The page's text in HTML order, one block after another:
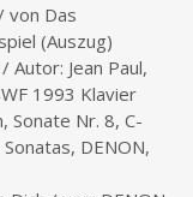
von Das
(Auszug)
Autor: Jean Paul,
1993 Klavier
Sonate Nr. 8, C-
DENON,